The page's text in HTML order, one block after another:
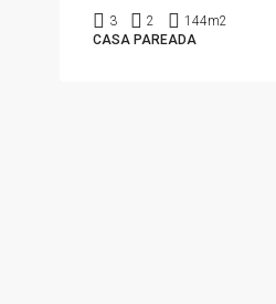
3 2
144m2
CASA PAREADA